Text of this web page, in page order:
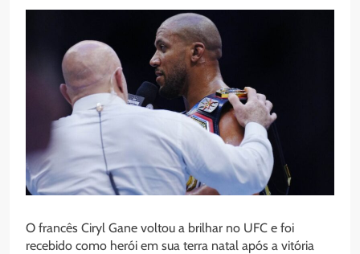
O francês Ciryl Gane voltou a brilhar no UFC e foi
recebido como herói em sua terra natal após a vitória